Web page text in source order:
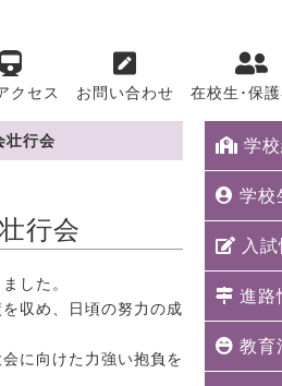
クセス お問い合わせ 在校生･保
壮行会
行会
した。
収め、日頃の努力の成
に向けた力強い抱負を
学
学校
入
進路
教育